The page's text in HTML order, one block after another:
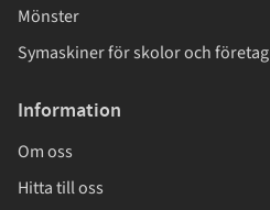
Mönster
Symaskiner för skolor och företag
Information
Om oss
Hitta till oss